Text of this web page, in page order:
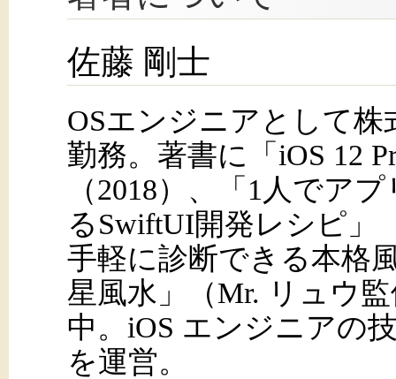
佐藤 剛士
OSエンジニアとして
勤務。著書に「iOS 12
（2018）、「1人でア
るSwiftUI開発レシピ」
手軽に診断できる本格
星風水」（Mr. リュウ
中。iOS エンジニアの
を運営。